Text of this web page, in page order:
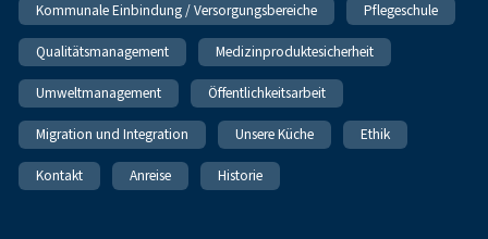
Kommunale Einbindung / Versorgungsbereiche Pflegeschule
Qualitätsmanagement Medizinproduktesicherheit
Umweltmanagement Öffentlichkeitsarbeit
Migration und Integration Unsere Küche Ethik
Kontakt Anreise Historie